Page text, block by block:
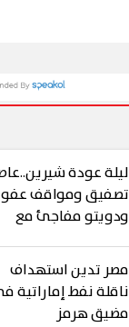
ليلة عودة
تصفيق ومواقف
ودويتو مفاجئ مع
مصر تدين استهداف
ناقلة نفط إماراتية
مضيق هرمز